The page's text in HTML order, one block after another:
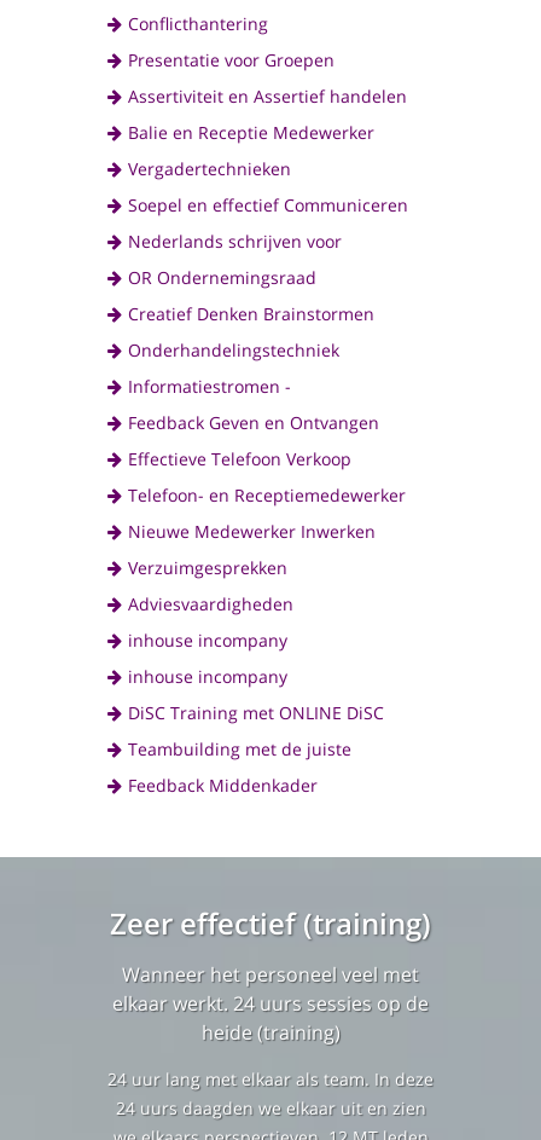
Conflicthantering
Presentatie voor Groepen
Assertiviteit en Assertief handelen
Balie en Receptie Medewerker
Vergadertechnieken
Soepel en effectief Communiceren
Nederlands schrijven voor
OR Ondernemingsraad
Creatief Denken Brainstormen
Onderhandelingstechniek
Informatiestromen -
Feedback Geven en Ontvangen
Effectieve Telefoon Verkoop
Telefoon- en Receptiemedewerker
Nieuwe Medewerker Inwerken
Verzuimgesprekken
Adviesvaardigheden
inhouse incompany
inhouse incompany
DiSC Training met ONLINE DiSC
Teambuilding met de juiste
Feedback Middenkader
Zeer effectief (training)
Wanneer het personeel veel met
elkaar werkt. 24 uurs sessies op de
heide (training)
24 uur lang met elkaar als team. In deze
24 uurs daagden we elkaar uit en zien